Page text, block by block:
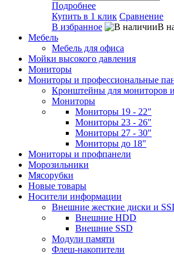
Подробнее
Купить в 1 клик Сравнение
В избранное
В
Мебель
Мебель для офиса
Мойки высокого давления
Мониторы
Мониторы и профессиональные
Кронштейны для мониторов
Мониторы
Мониторы 19 - 22"
Мониторы 23 - 26"
Мониторы 27 - 30"
Мониторы до 18"
Мониторы и профпанели
Морозильники
Мясорубки
Новые товары
Носители информации
Внешние жесткие диски и
Внешние HDD
Внешние SSD
Модули памяти
Флеш-накопители